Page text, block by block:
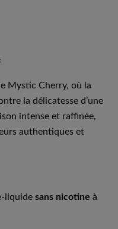
Mystic Cherry, où la
la délicatesse d’une
intense et raffinée,
authentiques et
liquide sans nicotine à